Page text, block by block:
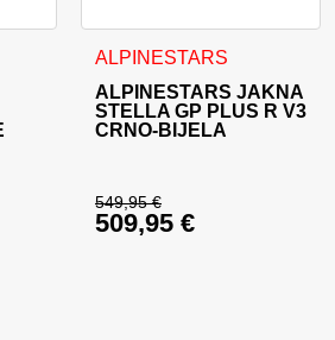
varijanti. Opcije se mogu odabrati
ALPINESTARS
ALPINESTARS JAKNA
STELLA GP PLUS R V3
CRNO-BIJELA
549,95€
Izvorna cijena bila
509,95 €
Ovaj proizvod ima više